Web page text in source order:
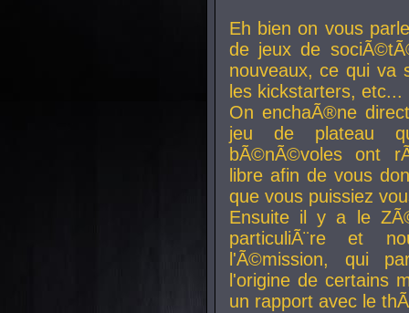
Eh bien on vous
de jeux de
nouveaux, ce qui va
les kickstarters, etc...
On enchaÃ®ne
jeu de plateau
bÃ©nÃ©voles ont
libre afin de vous
que vous puissiez
Ensuite il y a le
particuliÃ¨re et
l'Ã©mission, qui
l'origine de certains
un rapport avec le